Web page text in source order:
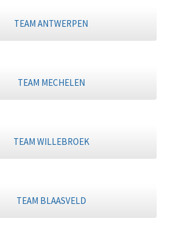
TEAM ANTWERPEN
TEAM MECHELEN
TEAM WILLEBROEK
TEAM BLAASVELD